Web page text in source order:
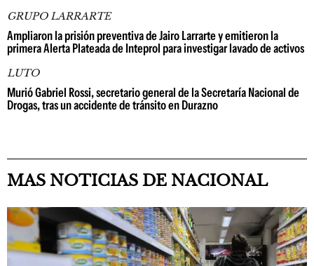
GRUPO LARRARTE
Ampliaron la prisión preventiva de Jairo Larrarte y emitieron la
primera Alerta Plateada de Inteprol para investigar lavado de activos
LUTO
Murió Gabriel Rossi, secretario general de la Secretaría Nacional de
Drogas, tras un accidente de tránsito en Durazno
MAS NOTICIAS DE NACIONAL